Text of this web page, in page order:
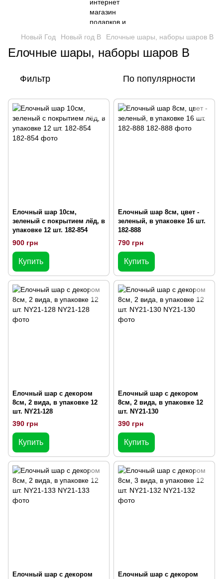
Новый Год Новый год В Елочные шары, наборы шаров B
Елочные шары, наборы шаров B
Фильтр По популярности
Елочный шар 10см,
зеленый с покрытием лёд, в
упаковке 12 шт. 182-854
900 грн
Купить
Елочный шар 8см, цвет -
зеленый, в упаковке 16 шт.
182-888
790 грн
Купить
Елочный шар с декором
8см, 2 вида, в упаковке 12
шт. NY21-128
390 грн
Купить
Елочный шар с декором
8см, 2 вида, в упаковке 12
шт. NY21-130
390 грн
Купить
Елочный шар с декором
Елочный шар с декором